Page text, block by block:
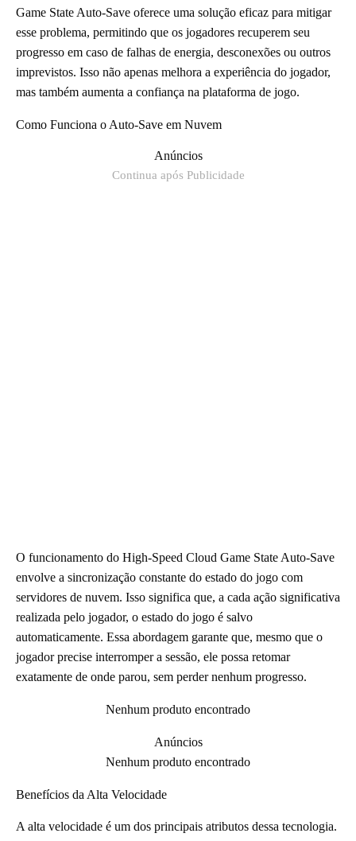
Game State Auto-Save oferece uma solução eficaz para mitigar
esse problema, permitindo que os jogadores recuperem seu
progresso em caso de falhas de energia, desconexões ou outros
imprevistos. Isso não apenas melhora a experiência do jogador,
mas também aumenta a confiança na plataforma de jogo.
Como Funciona o Auto-Save em Nuvem
Anúncios
Continua após Publicidade
O funcionamento do High-Speed Cloud Game State Auto-Save
envolve a sincronização constante do estado do jogo com
servidores de nuvem. Isso significa que, a cada ação significativa
realizada pelo jogador, o estado do jogo é salvo
automaticamente. Essa abordagem garante que, mesmo que o
jogador precise interromper a sessão, ele possa retomar
exatamente de onde parou, sem perder nenhum progresso.
Nenhum produto encontrado
Anúncios
Nenhum produto encontrado
Benefícios da Alta Velocidade
A alta velocidade é um dos principais atributos dessa tecnologia.